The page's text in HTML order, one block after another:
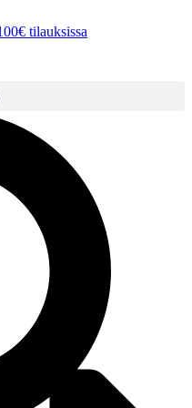
tilauksissa